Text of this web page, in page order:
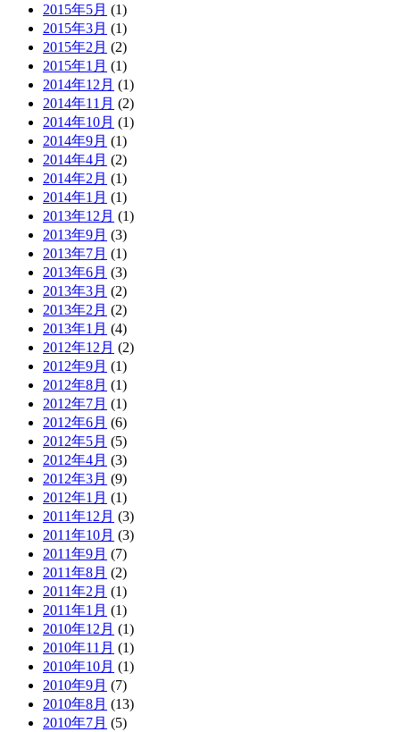
2015年5月 (1)
2015年3月 (1)
2015年2月 (2)
2015年1月 (1)
2014年12月 (1)
2014年11月 (2)
2014年10月 (1)
2014年9月 (1)
2014年4月 (2)
2014年2月 (1)
2014年1月 (1)
2013年12月 (1)
2013年9月 (3)
2013年7月 (1)
2013年6月 (3)
2013年3月 (2)
2013年2月 (2)
2013年1月 (4)
2012年12月 (2)
2012年9月 (1)
2012年8月 (1)
2012年7月 (1)
2012年6月 (6)
2012年5月 (5)
2012年4月 (3)
2012年3月 (9)
2012年1月 (1)
2011年12月 (3)
2011年10月 (3)
2011年9月 (7)
2011年8月 (2)
2011年2月 (1)
2011年1月 (1)
2010年12月 (1)
2010年11月 (1)
2010年10月 (1)
2010年9月 (7)
2010年8月 (13)
2010年7月 (5)